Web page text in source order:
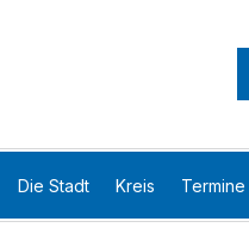
Die Stadt Kreis Termine